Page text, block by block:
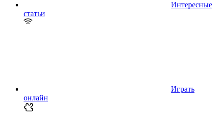
Интересные
статьи
Играть
онлайн